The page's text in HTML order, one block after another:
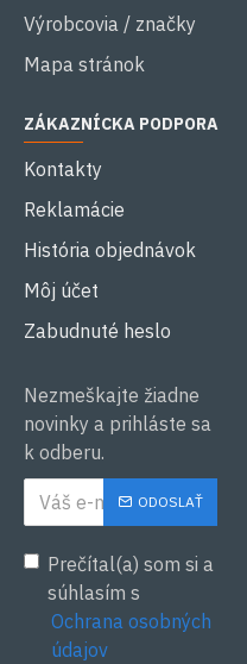
Výrobcovia / značky
Mapa stránok
ZÁKAZNÍCKA PODPORA
Kontakty
Reklamácie
História objednávok
Môj účet
Zabudnuté heslo
Nezmeškajte žiadne
novinky a prihláste sa
k odberu.
ODOSLAŤ
Prečítal(a) som si a
súhlasím s
Ochrana osobných
údajov